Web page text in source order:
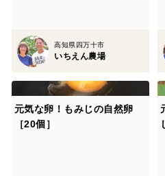
高知県四万十市
いちえん農場
元気な卵！もみじの自然卵
［20個］